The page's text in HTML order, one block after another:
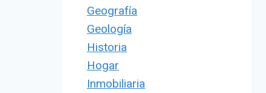
Geografía
Geología
Historia
Hogar
Inmobiliaria